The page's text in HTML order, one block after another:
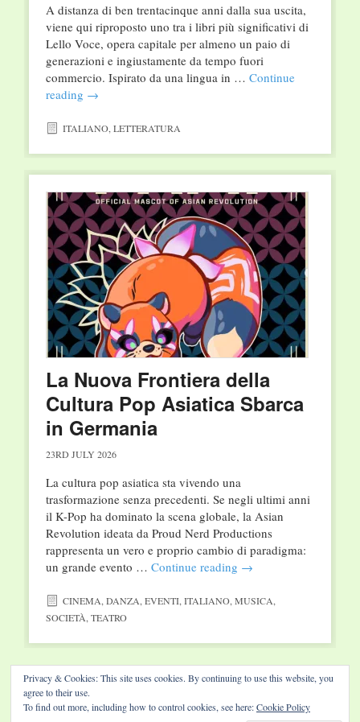
A distanza di ben trentacinque anni dalla sua uscita,
viene qui riproposto uno tra i libri più significativi di
Lello Voce, opera capitale per almeno un paio di
generazioni e ingiustamente da tempo fuori
commercio. Ispirato da una lingua in … Continue
reading →
ITALIANO, LETTERATURA
La Nuova Frontiera della
Cultura Pop Asiatica Sbarca
in Germania
23RD JULY 2026
La cultura pop asiatica sta vivendo una
trasformazione senza precedenti. Se negli ultimi anni
il K-Pop ha dominato la scena globale, la Asian
Revolution ideata da Proud Nerd Productions
rappresenta un vero e proprio cambio di paradigma:
un grande evento … Continue reading →
CINEMA DANZA EVENTI, ITALIANO, MUSICA
SOCIETÀ TEATRO
Post navigation
←Older posts Newer posts→
Privacy & Cookies: This site uses cookies. By continuing to use this website, you
agree to their use.
To find out more, including how to control cookies, see here:Cookie Policy